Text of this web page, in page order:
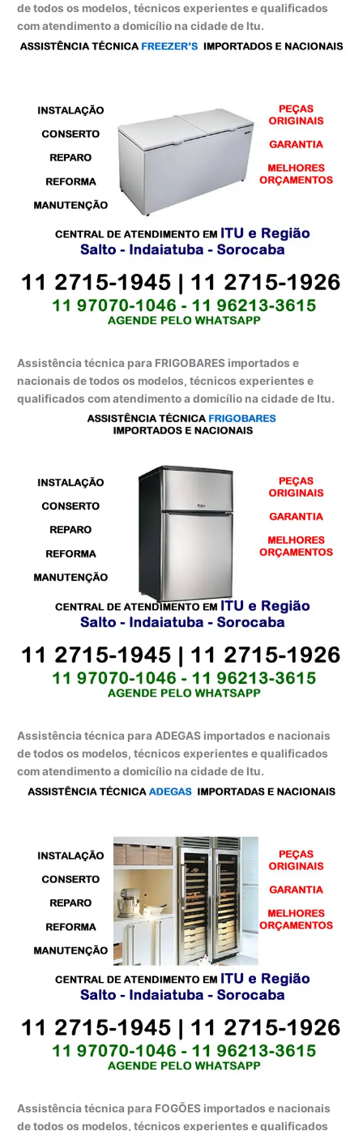
de todos os modelos, técnicos experientes e qualificados
com atendimento a domicílio na cidade de Itu.
Assistência técnica para FRIGOBARES importados e
nacionais de todos os modelos, técnicos experientes e
qualificados com atendimento a domicílio na cidade de Itu.
Assistência técnica para ADEGAS importados e nacionais
de todos os modelos, técnicos experientes e qualificados
com atendimento a domicílio na cidade de Itu.
Assistência técnica para FOGÕES importados e nacionais
de todos os modelos, técnicos experientes e qualificados